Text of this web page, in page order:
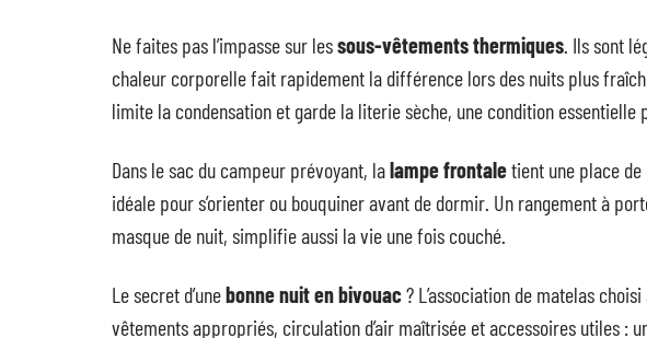
Ne faites pas l’impasse sur lessous-vêtements thermiques. Ils sont
chaleur corporelle fait rapidement la différence lors des nuits plus
limite la condensation et garde la literie sèche, une condition essentielle
Dans le sac du campeur prévoyant, lalampe frontaletient une place
idéale pour s’orienter ou bouquiner avant de dormir. Un rangement à
masque de nuit, simplifie aussi la vie une fois couché.
Le secret d’unebonne nuit en bivouac? L’association de matelas
vêtements appropriés, circulation d’air maîtrisée et accessoires utiles :